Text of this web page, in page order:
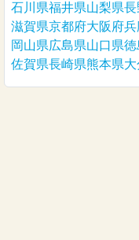
石川県福井県山梨県長
滋賀県京都府大阪府兵
岡山県広島県山口県徳
佐賀県長崎県熊本県